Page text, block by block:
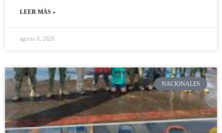
LEER MÁS »
agosto 8, 2026
NACIONALES